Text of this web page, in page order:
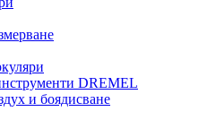
DREMEL
и боядисване